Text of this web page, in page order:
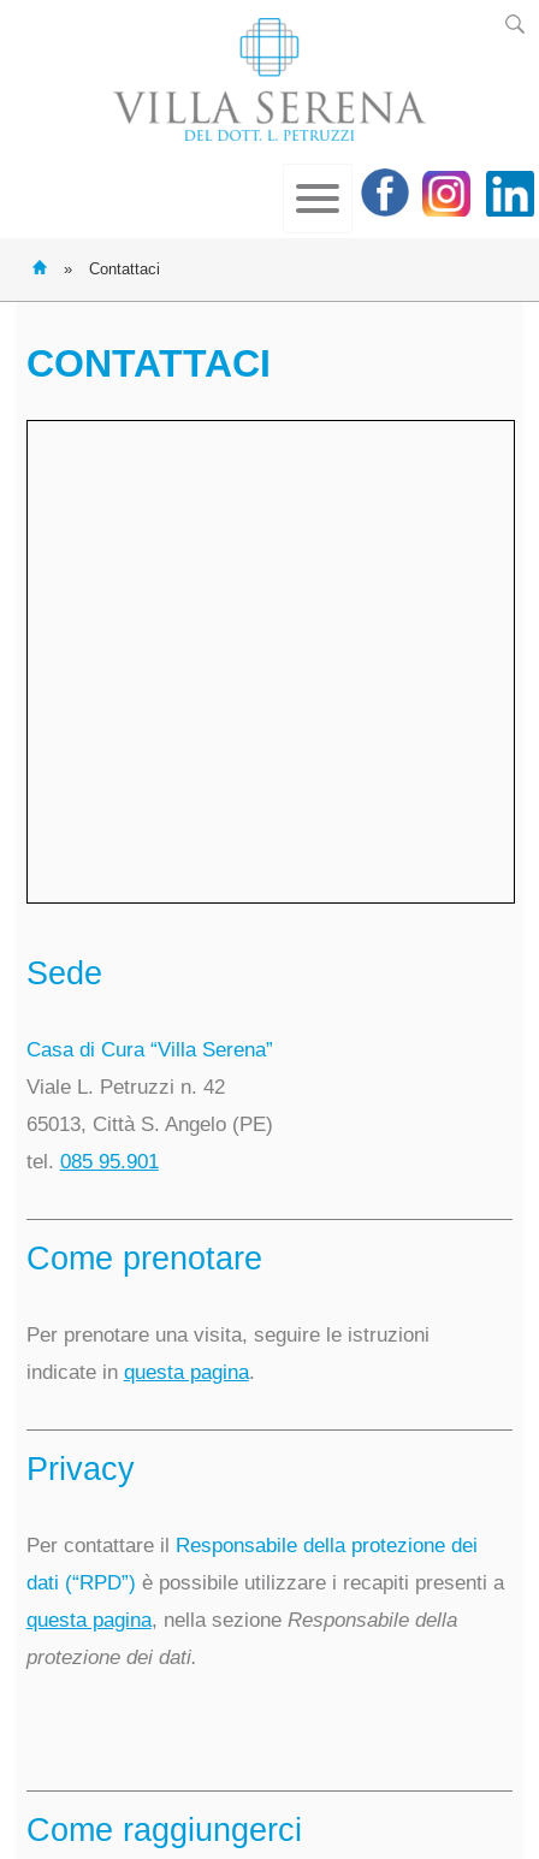
» Contattaci
CONTATTACI
Sede
Casa di Cura “Villa Serena”
Viale L. Petruzzi n. 42
65013, Città S. Angelo (PE)
tel. 085 95.901
Come prenotare
Per prenotare una visita, seguire le istruzioni
indicate in questa pagina.
Privacy
Per contattare il Responsabile della protezione dei
dati (“RPD”) è possibile utilizzare i recapiti presenti a
questa pagina, nella sezione Responsabile della
protezione dei dati.
Come raggiungerci